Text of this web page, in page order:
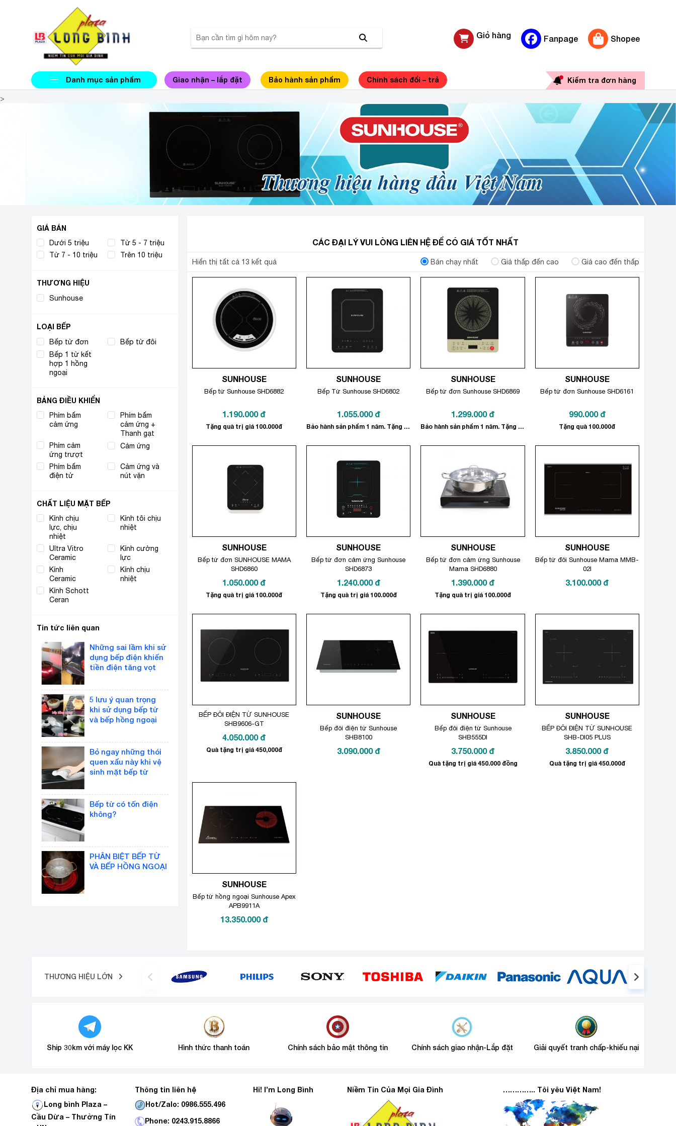
Giỏ hàng Fanpage Shopee
Danh mục sản phẩm Giao nhận – lắp đặt Bảo hành sản phẩm Chính sách đổi – trả Kiểm tra đơn hàng
>
CÁC ĐẠI LÝ VUI LÒNG LIÊN HỆ ĐỂ CÓ GIÁ TỐT NHẤT
Hiển thị tất cả 13 kết quả Bán chạy nhất Giá thấp đến cao Giá cao đến thấp
SUNHOUSE
Bếp từ Sunhouse SHD6882
1.190.000 đ
Tặng quà trị giá 100.000đ
SUNHOUSE
Bếp Từ Sunhouse SHD6802
1.055.000 đ
Bảo hành sản phẩm 1 năm. Tặng quà trị giá 100.000đ
SUNHOUSE
Bếp từ đơn Sunhouse SHD6869
1.299.000 đ
Bảo hành sản phẩm 1 năm. Tặng quà trị giá 100.000đ
SUNHOUSE
Bếp từ đơn Sunhouse SHD6161
990.000 đ
Tặng quà 100.000đ
SUNHOUSE
Bếp từ đơn SUNHOUSE MAMA
SHD6860
1.050.000 đ
Tặng quà trị giá 100.000đ
SUNHOUSE
Bếp từ đơn cảm ứng Sunhouse
SHD6873
1.240.000 đ
Tặng quà trị giá 100.000đ
SUNHOUSE
Bếp từ đơn cảm ứng Sunhouse
Mama SHD6880
1.390.000 đ
Tặng quà trị giá 100.000đ
SUNHOUSE
Bếp từ đôi Sunhouse Mama MMB-
02I
3.100.000 đ
BẾP ĐÔI ĐIỆN TỪ SUNHOUSE
SHB9606-GT
4.050.000 đ
Quà tặng trị giá 450,000đ
SUNHOUSE
Bếp đôi điện từ Sunhouse
SHB8100
3.090.000 đ
SUNHOUSE
Bếp đôi điện từ Sunhouse
SHB555DI
3.750.000 đ
Quà tặng trị giá 450.000 đồng
SUNHOUSE
BẾP ĐÔI ĐIỆN TỪ SUNHOUSE
SHB-DI05 PLUS
3.850.000 đ
Quà tặng trị giá 450.000đ
SUNHOUSE
Bếp từ hồng ngoại Sunhouse Apex
APB9911A
13.350.000 đ
GIÁ BÁN
Dưới 5 triệu
Từ 5 - 7 triệu
Từ 7 - 10 triệu
Trên 10 triệu
THƯƠNG HIỆU
Sunhouse
LOẠI BẾP
Bếp từ đơn Bếp từ đôi
Bếp 1 từ kết
hợp 1 hồng
ngoại
BẢNG ĐIỀU KHIỂN
Phím bấm
cảm ứng
Phím bấm
cảm ứng +
Thanh gạt
Phím cảm
ứng trượt
Cảm ứng
Phím bấm
điện tử
Cảm ứng và
nút vặn
CHẤT LIỆU MẶT BẾP
Kính chịu
lực, chịu
nhiệt
Kính tôi chịu
nhiệt
Ultra Vitro
Ceramic
Kính cường
lực
Kính
Ceramic
Kính chịu
nhiệt
Kính Schott
Ceran
Tin tức liên quan
Những sai lầm khi sử
dụng bếp điện khiến
tiền điện tăng vọt
5 lưu ý quan trọng
khi sử dụng bếp từ
và bếp hồng ngoại
Bỏ ngay những thói
quen xấu này khi vệ
sinh mặt bếp từ
Bếp từ có tốn điện
không?
PHÂN BIỆT BẾP TỪ
VÀ BẾP HỒNG NGOẠI
THƯƠNG HIỆU LỚN
Ship 30km với máy lọc KK Hình thức thanh toán Chính sách bảo mật thông tin Chính sách giao nhận-Lắp đặt Giải quyết tranh chấp-khiếu nại
Địa chỉ mua hàng:
Long bình Plaza –
Cầu Dừa – Thường Tín
Thông tin liên hệ
Hot/Zalo: 0986.555.496
Phone: 0243.915.8866
Hi! I’m Long Bình Niềm Tin Của Mọi Gia Đình ………….. Tôi yêu Việt Nam!